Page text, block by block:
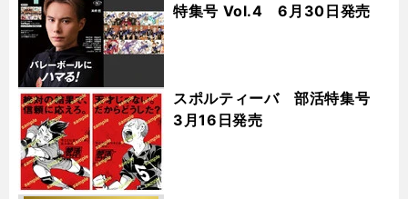
特集号 Vol.4 6月30日発売
スポルティーバ 部活特集号
3月16日発売